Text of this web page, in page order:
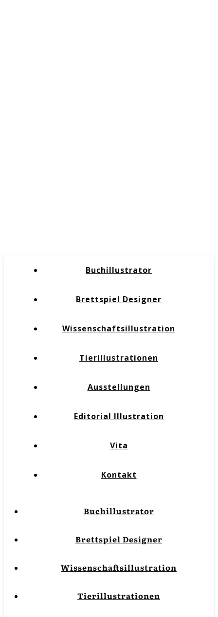
Buchillustrator
Brettspiel Designer
Wissenschaftsillustration
Tierillustrationen
Ausstellungen
Editorial Illustration
Vita
Kontakt
Buchillustrator
Brettspiel Designer
Wissenschaftsillustration
Tierillustrationen